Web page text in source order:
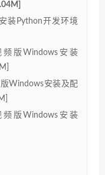
装Python开发环境
版Windows安装
Windows安装及配
版Windows安装